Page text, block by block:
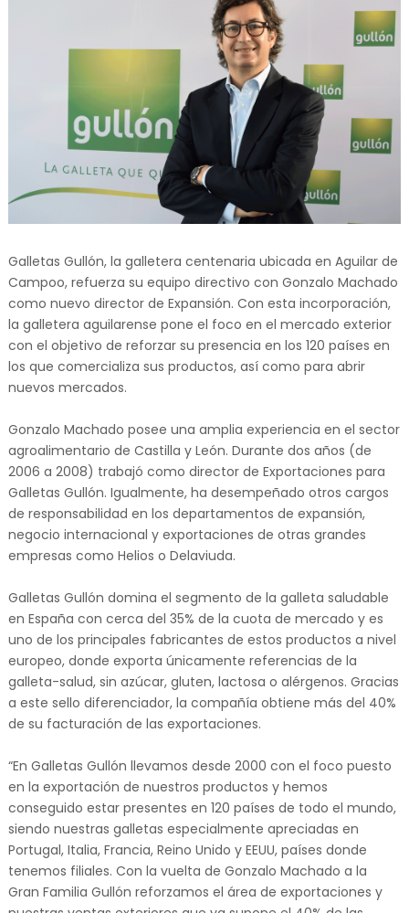
Galletas Gullón, la galletera centenaria ubicada en Aguilar de
Campoo, refuerza su equipo directivo con Gonzalo Machado
como nuevo director de Expansión. Con esta incorporación,
la galletera aguilarense pone el foco en el mercado exterior
con el objetivo de reforzar su presencia en los 120 países en
los que comercializa sus productos, así como para abrir
nuevos mercados.
Gonzalo Machado posee una amplia experiencia en el sector
agroalimentario de Castilla y León. Durante dos años (de
2006 a 2008) trabajó como director de Exportaciones para
Galletas Gullón. Igualmente, ha desempeñado otros cargos
de responsabilidad en los departamentos de expansión,
negocio internacional y exportaciones de otras grandes
empresas como Helios o Delaviuda.
Galletas Gullón domina el segmento de la galleta saludable
en España con cerca del 35% de la cuota de mercado y es
uno de los principales fabricantes de estos productos a nivel
europeo, donde exporta únicamente referencias de la
galleta-salud, sin azúcar, gluten, lactosa o alérgenos. Gracias
a este sello diferenciador, la compañía obtiene más del 40%
de su facturación de las exportaciones.
“En Galletas Gullón llevamos desde 2000 con el foco puesto
en la exportación de nuestros productos y hemos
conseguido estar presentes en 120 países de todo el mundo,
siendo nuestras galletas especialmente apreciadas en
Portugal, Italia, Francia, Reino Unido y EEUU, países donde
tenemos filiales. Con la vuelta de Gonzalo Machado a la
Gran Familia Gullón reforzamos el área de exportaciones y